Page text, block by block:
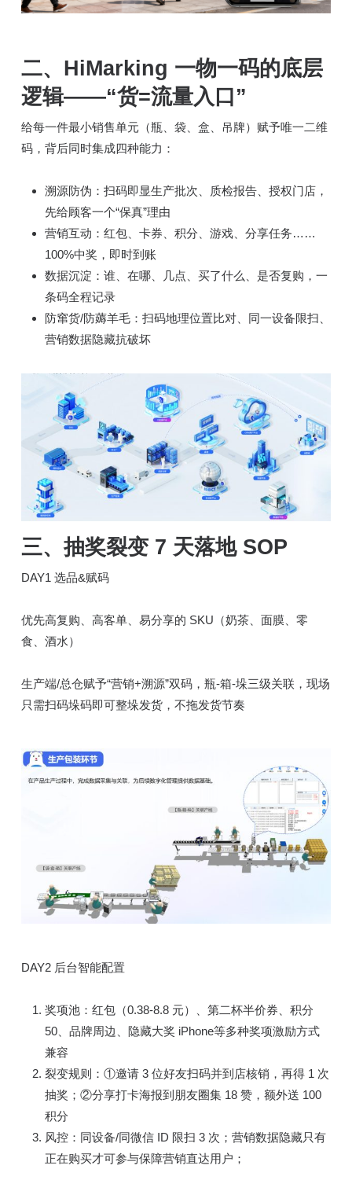
二、HiMarking 一物一码的底层
逻辑——“货=流量入口”
给每一件最小销售单元（瓶、袋、盒、吊牌）赋予唯一二维
码，背后同时集成四种能力：
溯源防伪：扫码即显生产批次、质检报告、授权门店，
先给顾客一个“保真”理由
营销互动：红包、卡券、积分、游戏、分享任务……
100%中奖，即时到账
数据沉淀：谁、在哪、几点、买了什么、是否复购，一
条码全程记录
防窜货/防薅羊毛：扫码地理位置比对、同一设备限扫、
营销数据隐藏抗破坏
三、抽奖裂变 7 天落地 SOP
DAY1 选品&赋码
优先高复购、高客单、易分享的 SKU（奶茶、面膜、零
食、酒水）
生产端/总仓赋予“营销+溯源”双码，瓶-箱-垛三级关联，现场
只需扫码垛码即可整垛发货，不拖发货节奏
DAY2 后台智能配置
奖项池：红包（0.38-8.8 元）、第二杯半价券、积分
50、品牌周边、隐藏大奖 iPhone等多种奖项激励方式
兼容
裂变规则：①邀请 3 位好友扫码并到店核销，再得 1 次
抽奖；②分享打卡海报到朋友圈集 18 赞，额外送 100
积分
风控：同设备/同微信 ID 限扫 3 次；营销数据隐藏只有
正在购买才可参与保障营销直达用户；